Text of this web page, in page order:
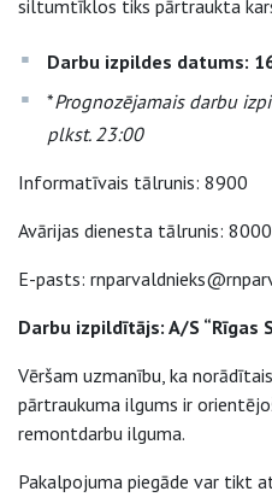
siltumtīklos tiks pārtraukta
Darbu izpildes datums:
*Prognozējamais darbu
plkst. 23:00
Informatīvais tālrunis: 8900
Avārijas dienesta tālrunis:
E-pasts:
Darbu izpildītājs: A/S “Rīgas
Vēršam uzmanību, ka
pārtraukuma ilgums ir
remontdarbu ilguma.
Pakalpojuma piegāde var tikt